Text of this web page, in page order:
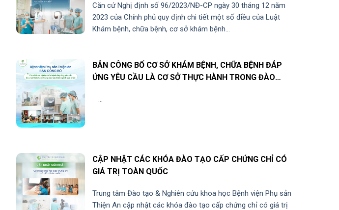
Căn cứ Nghị định số 96/2023/NĐ-CP ngày 30 tháng 12 năm
2023 của Chính phủ quy định chi tiết một số điều của Luật
Khám bệnh, chữa bệnh, cơ sở khám bệnh...
BẢN CÔNG BỐ CƠ SỞ KHÁM BỆNH, CHỮA BỆNH ĐÁP
ỨNG YÊU CẦU LÀ CƠ SỞ THỰC HÀNH TRONG ĐÀO
...
CẬP NHẬT CÁC KHÓA ĐÀO TẠO CẤP CHỨNG CHỈ CÓ
GIÁ TRỊ TOÀN QUỐC
Trung tâm Đào tạo & Nghiên cứu khoa học Bệnh viện Phụ sản
Thiện An cập nhật các khóa đào tạo cấp chứng chỉ có giá trị